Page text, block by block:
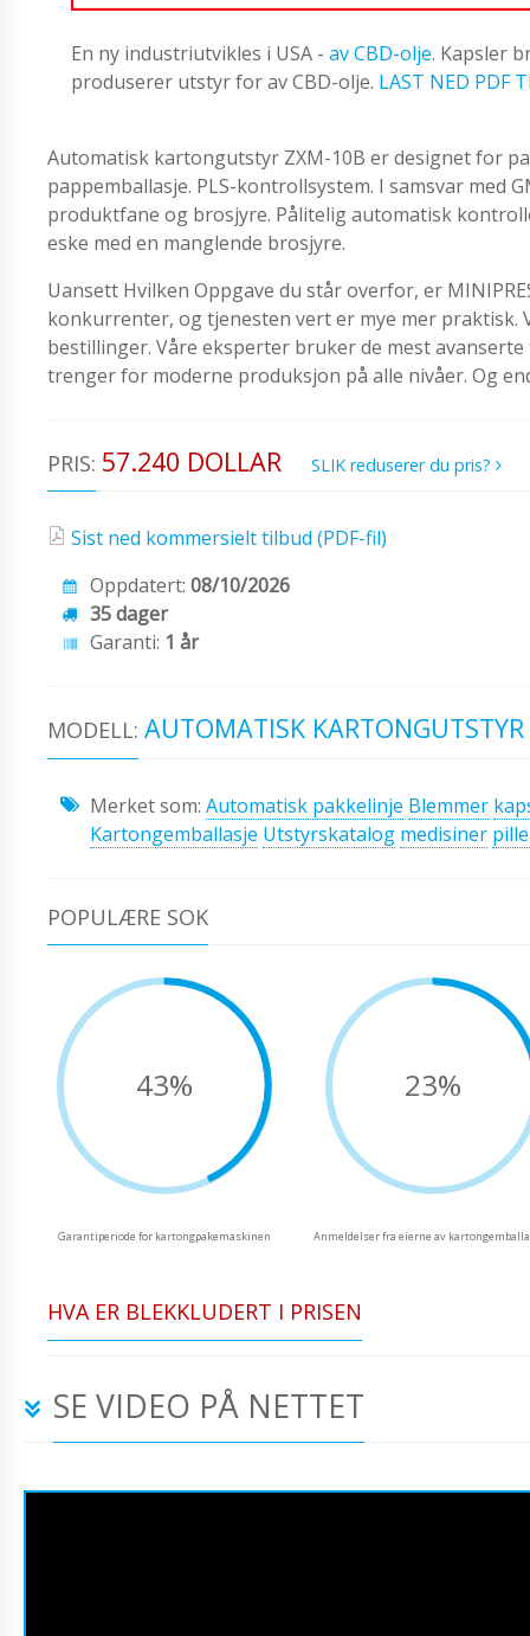
En ny industriutvikles i USA - av CBD-olje. Kapsler
produserer utstyr for av CBD-olje. LAST NED PDF
Automatisk kartongutstyr ZXM-10B er designet for
pappemballasje. PLS-kontrollsystem. I samsvar med
produktfane og brosjyre. Pålitelig automatisk
eske med en manglende brosjyre.
Uansett Hvilken Oppgave du står overfor, er
konkurrenter, og tjenesten vert er mye mer
bestillinger. Våre eksperter bruker de mest
trenger for moderne produksjon på alle nivåer. Og
PRIS: 57.240 DOLLAR SLIK reduserer du pris?
Sist ned kommersielt tilbud (PDF-fil)
Oppdatert: 08/10/2026
35 dager
Garanti: 1 år
MODELL: AUTOMATISK
Merket som: Automatisk pakkelinje Blemmer
Kartongemballasje Utstyrskatalog medisiner
POPULÆRE SOK
43%
Garantiperiode for kartongpakemaskinen
23%
Anmeldelser fra eierne av
HVA ER BLEKKLUDERT I PRISEN
SE VIDEO PÅ NETTET